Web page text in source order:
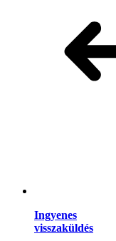
Ingyenes
visszaküldés